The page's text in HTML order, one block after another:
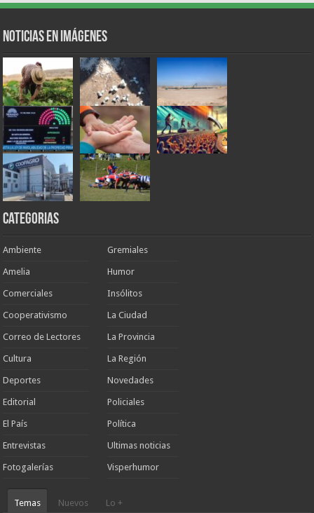
Noticias en Imágenes
Categorias
Ambiente
Amelia
Comerciales
Cooperativismo
Correo de Lectores
Cultura
Deportes
Editorial
El País
Entrevistas
Fotogalerías
Gremiales
Humor
Insólitos
La Ciudad
La Provincia
La Región
Novedades
Policiales
Política
Ultimas noticias
Visperhumor
Temas Nuevos Lo +